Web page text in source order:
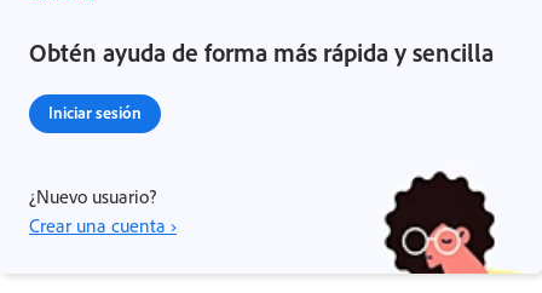
Obtén ayuda de forma más rápida y sencilla
Iniciar sesión
¿Nuevo usuario?
Crear una cuenta ›